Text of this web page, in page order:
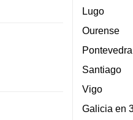
Lugo
Ourense
Pontevedra
Santiago
Vigo
Galicia en